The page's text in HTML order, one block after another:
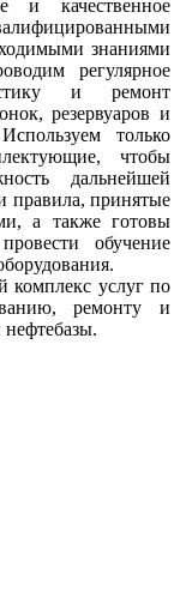
и качественное
знаниями
регулярное
и ремонт
резервуаров и
только
чтобы
дальнейшей
правила, принятые
а также готовы
обучение
услуг по
ремонту и